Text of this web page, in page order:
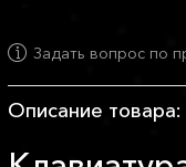
Задать вопрос по
Описание товара: